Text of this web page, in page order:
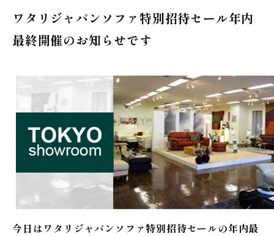
ワタリジャパンソファ特別招待セール年内
最終開催のお知らせです
今日はワタリジャパンソファ特別招待セールの年内最